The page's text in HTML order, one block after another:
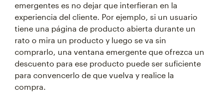
emergentes es no dejar que interfieran en la
experiencia del cliente. Por ejemplo, si un usuario
tiene una página de producto abierta durante un
rato o mira un producto y luego se va sin
comprarlo, una ventana emergente que ofrezca un
descuento para ese producto puede ser suficiente
para convencerlo de que vuelva y realice la
compra.